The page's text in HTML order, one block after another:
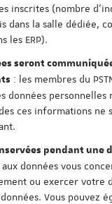
inscrites (nombre
dans la salle dédiée,
les ERP).
seront
: les membres du
données
ces informations ne
pendant une
données vous
ou exercer votre
Vous pouvez